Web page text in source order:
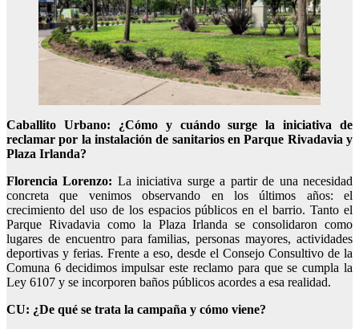
Caballito Urbano:
¿Cómo y cuándo surge la iniciativa de
reclamar por la instalación de sanitarios en Parque Rivadavia y
Plaza Irlanda?
Florencia Lorenzo: La iniciativa surge a partir de una necesidad
concreta que venimos observando en los últimos años: el
crecimiento del uso de los espacios públicos en el barrio. Tanto el
Parque Rivadavia como la Plaza Irlanda se consolidaron como
lugares de encuentro para familias, personas mayores, actividades
deportivas y ferias. Frente a eso, desde el Consejo Consultivo de la
Comuna 6 decidimos impulsar este reclamo para que se cumpla la
Ley 6107 y se incorporen baños públicos acordes a esa realidad.
CU: ¿De qué se trata la campaña y cómo viene?